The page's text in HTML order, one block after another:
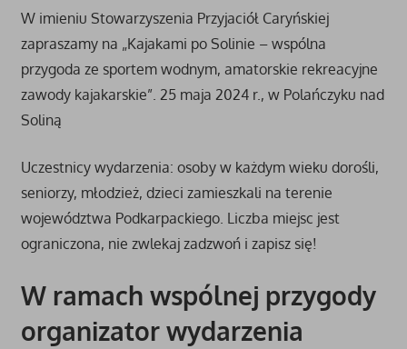
W imieniu Stowarzyszenia Przyjaciół Caryńskiej
zapraszamy na „Kajakami po Solinie – wspólna
przygoda ze sportem wodnym, amatorskie rekreacyjne
zawody kajakarskie”. 25 maja 2024 r., w Polańczyku nad
Soliną
Uczestnicy wydarzenia: osoby w każdym wieku dorośli,
seniorzy, młodzież, dzieci zamieszkali na terenie
województwa Podkarpackiego. Liczba miejsc jest
ograniczona, nie zwlekaj zadzwoń i zapisz się!
W ramach wspólnej przygody
organizator wydarzenia